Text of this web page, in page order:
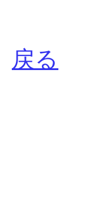
戻る